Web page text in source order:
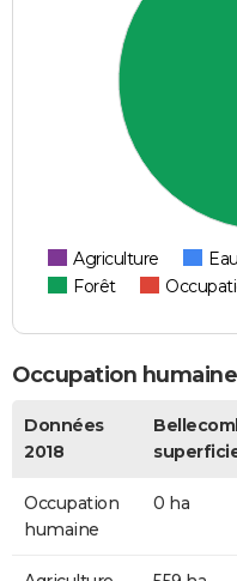
Agriculture Eau
Forêt
Occupation
Données
2018
Occupation
humaine
0 ha